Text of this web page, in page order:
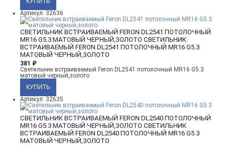
Артикул: 32636
СВЕТИЛЬНИК ВСТРАИВАЕМЫЙ FERON DL2541 ПОТОЛОЧНЫЙ
MR16 G5.3 МАТОВЫЙ ЧЕРНЫЙ,ЗОЛОТО СВЕТИЛЬНИК
ВСТРАИВАЕМЫЙ FERON DL2541 ПОТОЛОЧНЫЙ MR16 G5.3
МАТОВЫЙ ЧЕРНЫЙ,ЗОЛОТО
381 ₽
Светильник встраиваемый Feron DL2541 потолочный MR16 G5.3
матовый черный,золото
Артикул: 32635
СВЕТИЛЬНИК ВСТРАИВАЕМЫЙ FERON DL2540 ПОТОЛОЧНЫЙ
MR16 G5.3 МАТОВЫЙ ЧЕРНЫЙ,ЗОЛОТО СВЕТИЛЬНИК
ВСТРАИВАЕМЫЙ FERON DL2540 ПОТОЛОЧНЫЙ MR16 G5.3
МАТОВЫЙ ЧЕРНЫЙ,ЗОЛОТО